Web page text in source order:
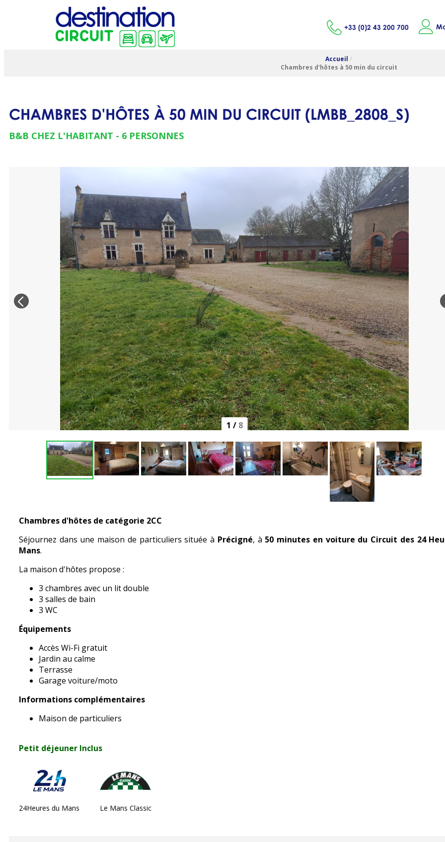
+33 (0)2 43 200 700
Accueil /
Chambres d'hôtes à 50 min du circuit
CHAMBRES D'HÔTES À 50 MIN DU CIRCUIT (LMBB_2808_S)
B&B CHEZ L'HABITANT 6 PERSONNES
1 / 8
Chambres d'hôtes de catégorie 2CC
Séjournez dans une maison de particuliers située à Précigné, à 50 minutes en voiture du Circuit des 24
Mans.
La maison d'hôtes propose :
3 chambres avec un lit double
3 salles de bain
3 WC
Équipements
Accès Wi-Fi gratuit
Jardin au calme
Terrasse
Garage voiture/moto
Informations complémentaires
Maison de particuliers
Petit déjeuner Inclus
24Heures du Mans Le Mans Classic